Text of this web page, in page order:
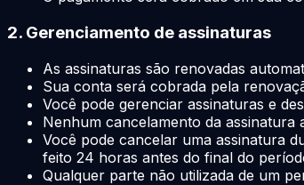
2. Gerenciamento de assinaturas
As assinaturas são renovadas
Sua conta será cobrada pela
Você pode gerenciar assinaturas e
Nenhum cancelamento da
Você pode cancelar uma assinatura
feito 24 horas antes do final do
Qualquer parte não utilizada de um